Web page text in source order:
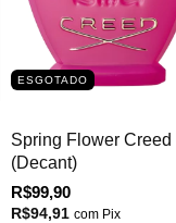
ESGOTADO
Spring Flower
(Decant)
R$99,90
R$94,91 com Pix